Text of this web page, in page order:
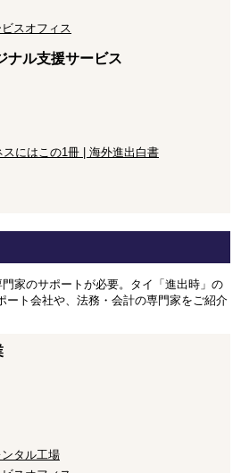
スオフィス
ナル支援サービス
スにはこの1冊 | 海外進出白書
家のサポートが必要。タイ「進出時」の
ート会社や、法務・会計の専門家をご紹介
タル工場